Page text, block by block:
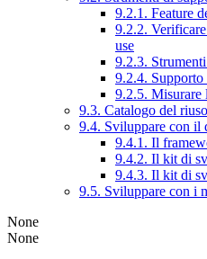
9.2.1. Feature
9.2.2.
use
9.2.3.
9.2.4. Supporto
9.2.5. Misurare
9.3. Catalogo del riuso
9.4. Sviluppare con il
9.4.1. Il
9.4.2. Il kit di
9.4.3. Il kit di
9.5. Sviluppare con i
None
None